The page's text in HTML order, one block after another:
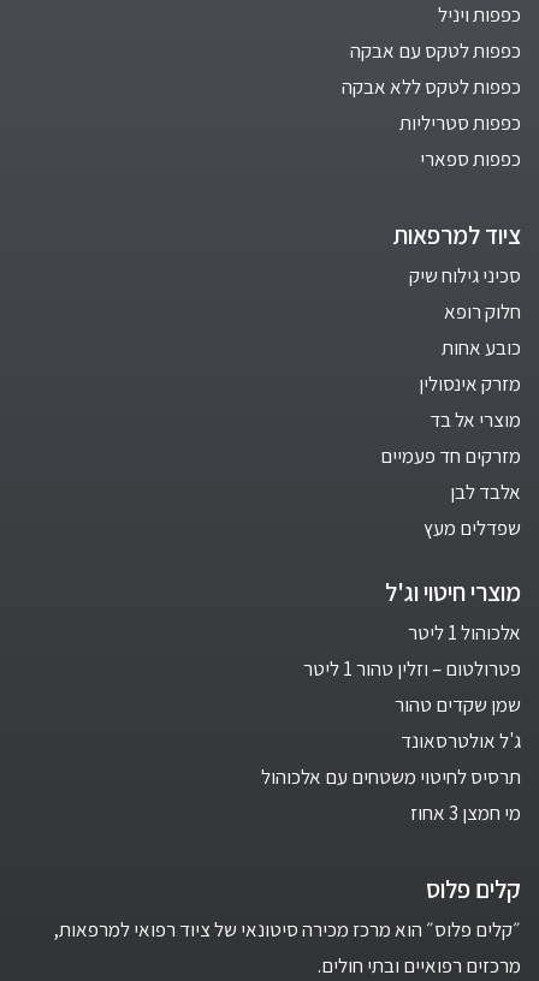
כפפות ויניל
כפפות לטקס עם אבקה
כפפות לטקס ללא אבקה
כפפות סטריליות
כפפות ספארי
ציוד למרפאות
סכיני גילוח שיק
חלוק רופא
כובע אחות
מזרק אינסולין
מוצרי אל בד
מזרקים חד פעמיים
אלבד לבן
שפדלים מעץ
מוצרי חיטוי וג'ל
אלכוהול 1 ליטר
פטרולטום – וזלין טהור 1 ליטר
שמן שקדים טהור
ג'ל אולטרסאונד
תרסיס לחיטוי משטחים עם אלכוהול
מי חמצן 3 אחוז
קלים פלוס
״קלים פלוס״ הוא מרכז מכירה סיטונאי של ציוד רפואי למרפאות,
מרכזים רפואיים ובתי חולים.